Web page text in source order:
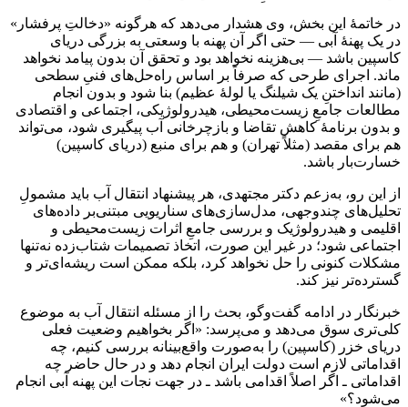
در خاتمهٔ این بخش، وی هشدار می‌دهد که هرگونه «دخالتِ پرفشار»
در یک پهنهٔ آبی — حتی اگر آن پهنه با وسعتی به بزرگی دریای
کاسپین باشد — بی‌هزینه نخواهد بود و تحقق آن بدون پیامد نخواهد
ماند. اجرای طرحی که صرفاً بر اساس راه‌حل‌های فنیِ سطحی
(مانند انداختنِ یک شیلنگ یا لولهٔ عظیم) بنا شود و بدون انجام
مطالعات جامعِ زیست‌محیطی، هیدرولوژیکی، اجتماعی و اقتصادی
و بدون برنامهٔ کاهش تقاضا و بازچرخانی آب پیگیری شود، می‌تواند
هم برای مقصد (مثلاً تهران) و هم برای منبع (دریای کاسپین)
خسارت‌بار باشد.
از این رو، به‌زعم دکتر مجتهدی، هر پیشنهاد انتقال آب باید مشمولِ
تحلیل‌های چندوجهی، مدل‌سازی‌های سناریویی مبتنی‌بر داده‌های
اقلیمی و هیدرولوژیک و بررسی جامعِ اثرات زیست‌محیطی و
اجتماعی شود؛ در غیر این صورت، اتخاذ تصمیمات شتاب‌زده نه‌تنها
مشکلات کنونی را حل نخواهد کرد، بلکه ممکن است ریشه‌ای‌تر و
گسترده‌تر نیز کند.
خبرنگار در ادامه گفت‌وگو، بحث را از مسئله انتقال آب به موضوع
کلی‌تری سوق می‌دهد و می‌پرسد: «اگر بخواهیم وضعیت فعلی
دریای خزر (کاسپین) را به‌صورت واقع‌بینانه بررسی کنیم، چه
اقداماتی لازم است دولت ایران انجام دهد و در حال حاضر چه
اقداماتی ـ اگر اصلاً اقدامی باشد ـ در جهت نجات این پهنه آبی انجام
می‌شود؟»